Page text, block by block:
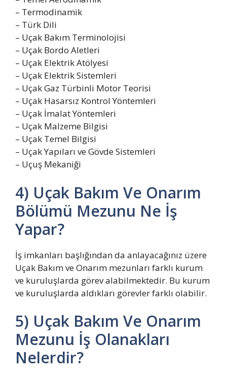
– Termodinamik
– Türk Dili
– Uçak Bakım Terminolojisi
– Uçak Bordo Aletleri
– Uçak Elektrik Atölyesi
– Uçak Elektrik Sistemleri
– Uçak Gaz Türbinli Motor Teorisi
– Uçak Hasarsız Kontrol Yöntemleri
– Uçak İmalat Yöntemleri
– Uçak Malzeme Bilgisi
– Uçak Temel Bilgisi
– Uçak Yapıları ve Gövde Sistemleri
– Uçuş Mekaniği
4) Uçak Bakım Ve Onarım
Bölümü Mezunu Ne İş
Yapar?
İş imkanları başlığından da anlayacağınız üzere
Uçak Bakım ve Onarım mezunları farklı kurum
ve kuruluşlarda görev alabilmektedir. Bu kurum
ve kuruluşlarda aldıkları görevler farklı olabilir.
5) Uçak Bakım Ve Onarım
Mezunu İş Olanakları
Nelerdir?